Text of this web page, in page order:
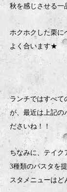
秋を感じさせる一
ホクホクした栗に
よく合います★
ランチではすべて
が、最近は上記の
ださいね！！
ちなみに、テイク
3種類のパスタを
スタメニューはど